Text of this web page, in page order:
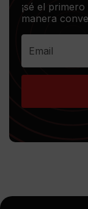
¡sé el
manera